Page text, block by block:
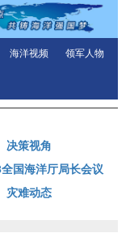
海洋视频 领军人物
决策视角
国海洋厅局长会议
灾难动态